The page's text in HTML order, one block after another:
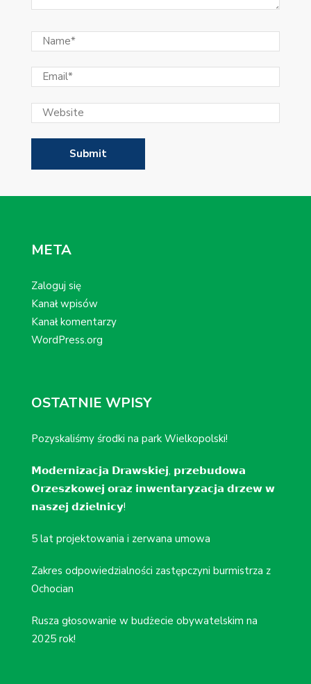
META
Zaloguj się
Kanał wpisów
Kanał komentarzy
WordPress.org
OSTATNIE WPISY
Pozyskaliśmy środki na park Wielkopolski!
𝗠𝗼𝗱𝗲𝗿𝗻𝗶𝘇𝗮𝗰𝗷𝗮 𝗗𝗿𝗮𝘄𝘀𝗸𝗶𝗲𝗷, 𝗽𝗿𝘇𝗲𝗯𝘂𝗱𝗼𝘄𝗮
𝗢𝗿𝘇𝗲𝘀𝘇𝗸𝗼𝘄𝗲𝗷 𝗼𝗿𝗮𝘇 𝗶𝗻𝘄𝗲𝗻𝘁𝗮𝗿𝘆𝘇𝗮𝗰𝗷𝗮 𝗱𝗿𝘇𝗲𝘄 𝘄
𝗻𝗮𝘀𝘇𝗲𝗷 𝗱𝘇𝗶𝗲𝗹𝗻𝗶𝗰𝘆!
5 lat projektowania i zerwana umowa
Zakres odpowiedzialności zastępczyni burmistrza z
Ochocian
Rusza głosowanie w budżecie obywatelskim na
2025 rok!